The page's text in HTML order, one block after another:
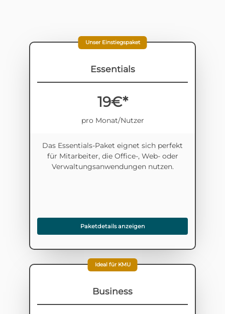
Unser Einstiegspaket
Essentials
19€*
pro Monat/Nutzer
Das Essentials-Paket eignet sich perfekt
für Mitarbeiter, die Office-, Web- oder
Verwaltungs­anwendungen nutzen.
Paketdetails anzeigen
Ideal für KMU
Business